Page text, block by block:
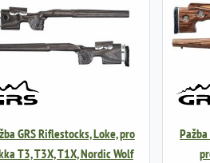
GRS Riflestocks, Loke, pro
T3, T3X, T1X, Nordic Wolf